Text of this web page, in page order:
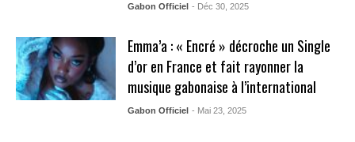
Gabon Officiel - Déc 30, 2025
Emma’a : « Encré » décroche un Single
d’or en France et fait rayonner la
musique gabonaise à l’international
Gabon Officiel - Mai 23, 2025